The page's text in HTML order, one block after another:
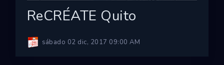
ReCRÉATE Quito
sábado 02 dic, 2017 09:00 AM